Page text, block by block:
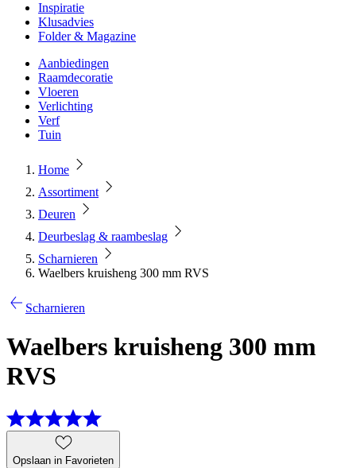
Inspiratie
Klusadvies
Folder & Magazine
Aanbiedingen
Raamdecoratie
Vloeren
Verlichting
Verf
Tuin
Home
Assortiment
Deuren
Deurbeslag & raambeslag
Scharnieren
Waelbers kruisheng 300 mm RVS
Scharnieren
Waelbers kruisheng 300 mm
RVS
Opslaan in Favorieten